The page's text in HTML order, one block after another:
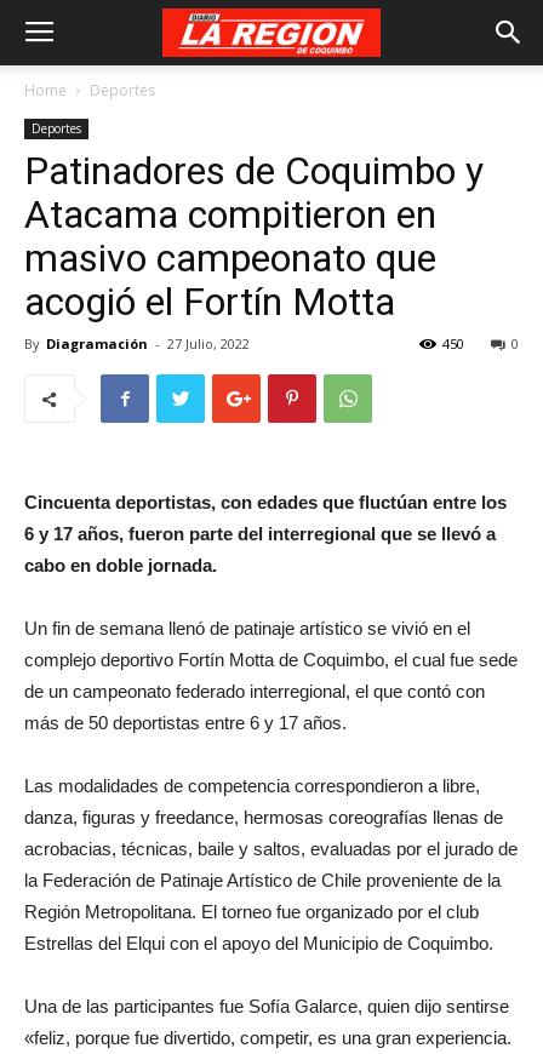
Home Deportes
Deportes
Patinadores de Coquimbo y
Atacama compitieron en
masivo campeonato que
acogió el Fortín Motta
By Diagramación - 27 Julio, 2022 0
450
Cincuenta deportistas, con edades que fluctúan entre los
6 y 17 años, fueron parte del interregional que se llevó a
cabo en doble jornada.
Un fin de semana llenó de patinaje artístico se vivió en el
complejo deportivo Fortín Motta de Coquimbo, el cual fue sede
de un campeonato federado interregional, el que contó con
más de 50 deportistas entre 6 y 17 años.
Las modalidades de competencia correspondieron a libre,
danza, figuras y freedance, hermosas coreografías llenas de
acrobacias, técnicas, baile y saltos, evaluadas por el jurado de
la Federación de Patinaje Artístico de Chile proveniente de la
Región Metropolitana. El torneo fue organizado por el club
Estrellas del Elqui con el apoyo del Municipio de Coquimbo.
Una de las participantes fue Sofía Galarce, quien dijo sentirse
«feliz, porque fue divertido, competir, es una gran experiencia.